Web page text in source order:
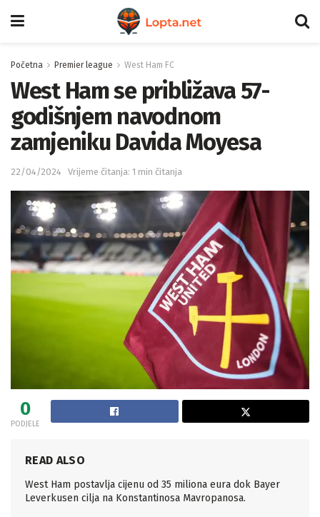
Početna Premier league West Ham FC
West Ham se približava 57-
godišnjem navodnom
zamjeniku Davida Moyesa
22/04/2024 Vrijeme čitanja: 1 min čitanja
0
PODJELE
READ ALSO
West Ham postavlja cijenu od 35 miliona eura dok Bayer
Leverkusen cilja na Konstantinosa Mavropanosa.